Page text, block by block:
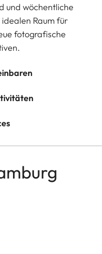
und wöchentliche
Raum für
fotografische